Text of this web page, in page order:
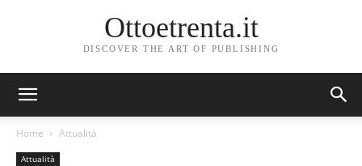
Ottoetrenta.it
DISCOVER THE ART OF PUBLISHING
Home Attualità
Attualità